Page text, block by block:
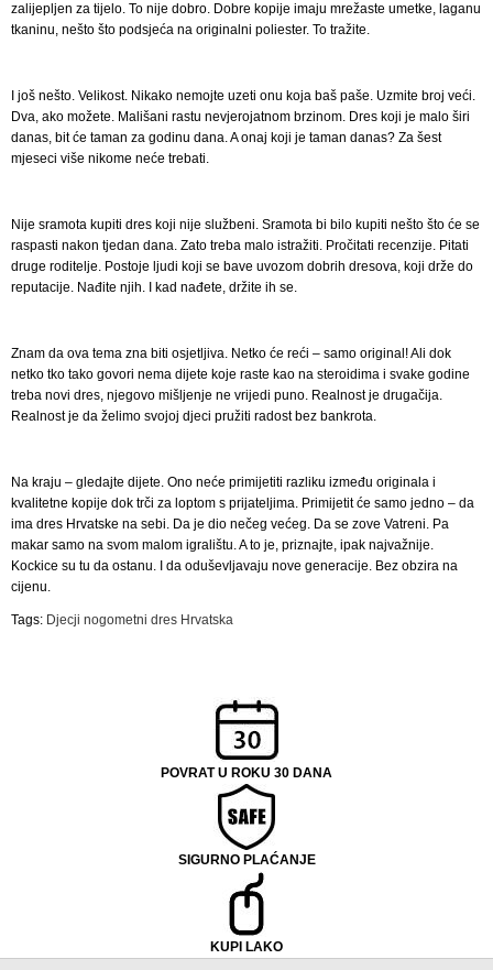
zalijepljen za tijelo. To nije dobro. Dobre kopije imaju mrežaste umetke, laganu
tkaninu, nešto što podsjeća na originalni poliester. To tražite.
I još nešto. Velikost. Nikako nemojte uzeti onu koja baš paše. Uzmite broj veći.
Dva, ako možete. Mališani rastu nevjerojatnom brzinom. Dres koji je malo širi
danas, bit će taman za godinu dana. A onaj koji je taman danas? Za šest
mjeseci više nikome neće trebati.
Nije sramota kupiti dres koji nije službeni. Sramota bi bilo kupiti nešto što će se
raspasti nakon tjedan dana. Zato treba malo istražiti. Pročitati recenzije. Pitati
druge roditelje. Postoje ljudi koji se bave uvozom dobrih dresova, koji drže do
reputacije. Nađite njih. I kad nađete, držite ih se.
Znam da ova tema zna biti osjetljiva. Netko će reći – samo original! Ali dok
netko tko tako govori nema dijete koje raste kao na steroidima i svake godine
treba novi dres, njegovo mišljenje ne vrijedi puno. Realnost je drugačija.
Realnost je da želimo svojoj djeci pružiti radost bez bankrota.
Na kraju – gledajte dijete. Ono neće primijetiti razliku između originala i
kvalitetne kopije dok trči za loptom s prijateljima. Primijetit će samo jedno – da
ima dres Hrvatske na sebi. Da je dio nečeg većeg. Da se zove Vatreni. Pa
makar samo na svom malom igralištu. A to je, priznajte, ipak najvažnije.
Kockice su tu da ostanu. I da oduševljavaju nove generacije. Bez obzira na
cijenu.
Tags: Djecji nogometni dres Hrvatska
POVRAT U ROKU 30 DANA
SIGURNO PLAĆANJE
KUPI LAKO